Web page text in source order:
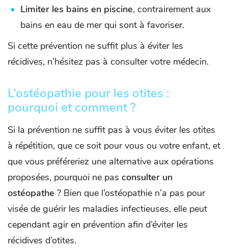
Limiter les bains en piscine, contrairement aux
bains en eau de mer qui sont à favoriser.
Si cette prévention ne suffit plus à éviter les
récidives, n’hésitez pas à consulter votre médecin.
L’ostéopathie pour les otites :
pourquoi et comment ?
Si la prévention ne suffit pas à vous éviter les otites
à répétition, que ce soit pour vous ou votre enfant, et
que vous préféreriez une alternative aux opérations
proposées, pourquoi ne pas consulter un
ostéopathe ? Bien que l’ostéopathie n’a pas pour
visée de guérir les maladies infectieuses, elle peut
cependant agir en prévention afin d’éviter les
récidives d’otites.